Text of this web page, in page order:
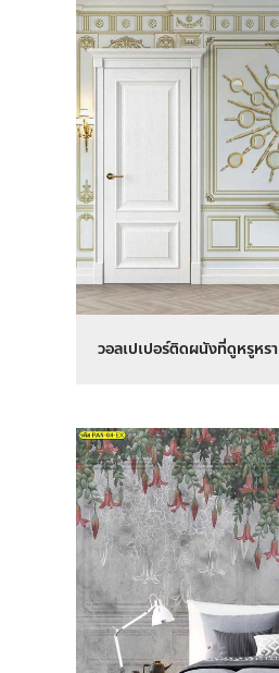
วอลเปเปอร์ติดผนังที่ดูหรูหรา